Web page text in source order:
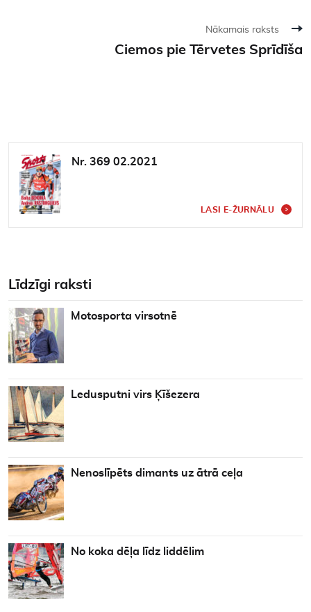
Nākamais raksts
Ciemos pie Tērvetes Sprīdīša
Nr. 369 02.2021
LASI E-ŽURNĀLU
Līdzīgi raksti
Motosporta virsotnē
Ledusputni virs Ķīšezera
Nenoslīpēts dimants uz ātrā ceļa
No koka dēļa līdz liddēlim